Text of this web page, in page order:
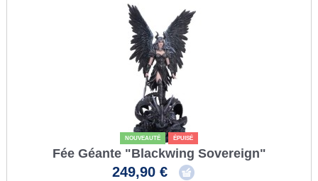
NOUVEAUTÉ ÉPUISÉ
Fée Géante "Blackwing Sovereign"
249,90 €